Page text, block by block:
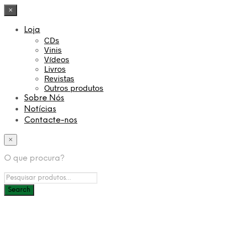
×
Loja
CDs
Vinis
Vídeos
Livros
Revistas
Outros produtos
Sobre Nós
Notícias
Contacte-nos
×
O que procura?